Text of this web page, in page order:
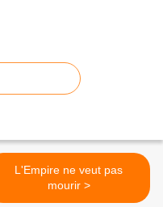
L'Empire ne veut pas
mourir >